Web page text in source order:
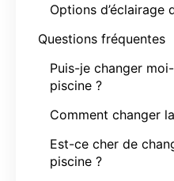
Options d’éclairage
Questions fréquentes
Puis-je changer
piscine ?
Comment changer
Est-ce cher de
piscine ?